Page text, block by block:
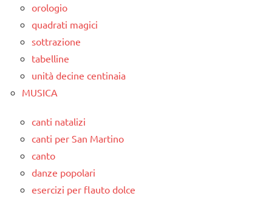
orologio
quadrati magici
sottrazione
tabelline
unità decine centinaia
MUSICA
canti natalizi
canti per San Martino
canto
danze popolari
esercizi per flauto dolce